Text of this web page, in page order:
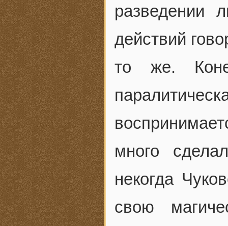
разведении
действий
то же.
много
некогда
свою